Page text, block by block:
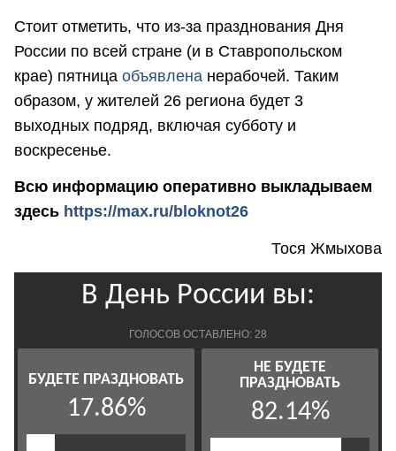
Стоит отметить, что из-за празднования Дня
России по всей стране (и в Ставропольском
крае) пятница объявлена нерабочей. Таким
образом, у жителей 26 региона будет 3
выходных подряд, включая субботу и
воскресенье.
Всю информацию оперативно выкладываем
здесь https://max.ru/bloknot26
Тося Жмыхова